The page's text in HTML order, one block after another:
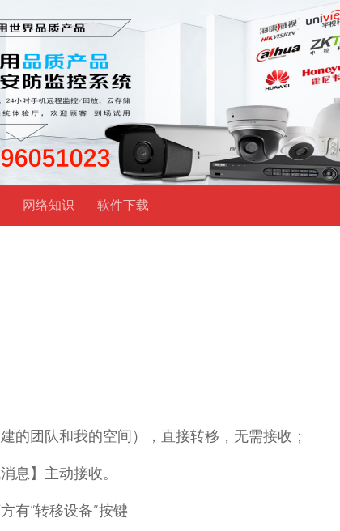
网络知识 软件下载
的团队和我的空间），直接转移，无需接收；
息】主动接收。
有“转移设备”按键